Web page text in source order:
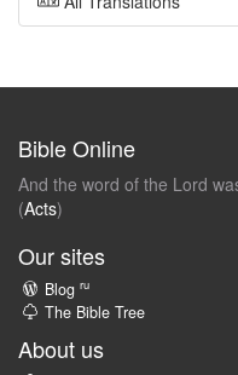
Bible Online
And the word of the Lord
(Acts)
Our sites
Blog ru
The Bible Tree
About us